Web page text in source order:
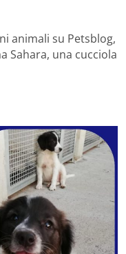
animali su Petsblog,
Sahara, una cucciola